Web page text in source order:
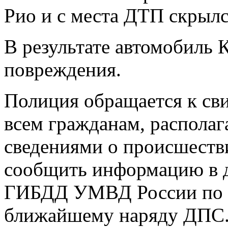
Рио и с места ДТП
В результате
повреждения.
Полиция обращается к
всем гражданам,
сведениями о
сообщить информацию
ГИБДД УМВД России по
ближайшему наряду